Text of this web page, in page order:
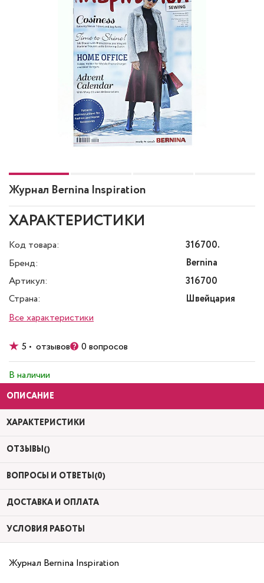
Журнал Bernina Inspiration
ХАРАКТЕРИСТИКИ
Код товара:
316700.
Бренд:
Bernina
Артикул:
316700
Страна:
Швейцария
Все характеристики
5 • отзывов 0 вопросов
В наличии
ОПИСАНИЕ
ХАРАКТЕРИСТИКИ
ОТЗЫВЫ()
ВОПРОСЫ И ОТВЕТЫ(0)
ДОСТАВКА И ОПЛАТА
УСЛОВИЯ РАБОТЫ
Журнал Bernina Inspiration